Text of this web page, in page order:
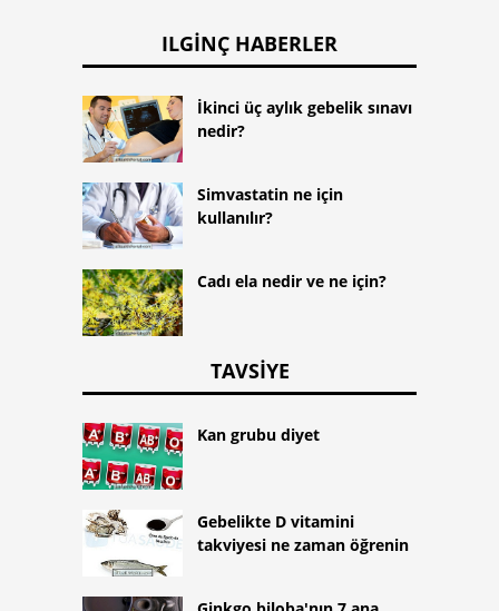
ILGINÇ HABERLER
İkinci üç aylık gebelik sınavı
nedir?
Simvastatin ne için
kullanılır?
Cadı ela nedir ve ne için?
TAVSIYE
Kan grubu diyet
Gebelikte D vitamini
takviyesi ne zaman öğrenin